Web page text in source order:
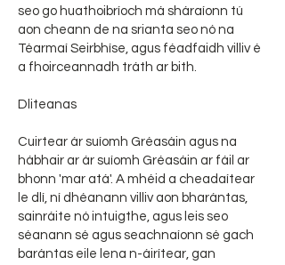
seo go huathoibríoch má sháraíonn tú
aon cheann de na srianta seo nó na
Téarmaí Seirbhíse, agus féadfaidh villiv é
a fhoirceannadh tráth ar bith.
Dliteanas
Cuirtear ár suíomh Gréasáin agus na
hábhair ar ár suíomh Gréasáin ar fáil ar
bhonn 'mar atá'. A mhéid a cheadaítear
le dlí, ní dhéanann villiv aon bharántas,
sainráite nó intuigthe, agus leis seo
séanann sé agus seachnaíonn sé gach
barántas eile lena n-áirítear, gan